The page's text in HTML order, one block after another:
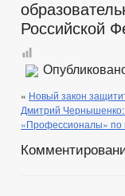
Российской
« Новый закон
Дмитрий
«Профессионалы» по